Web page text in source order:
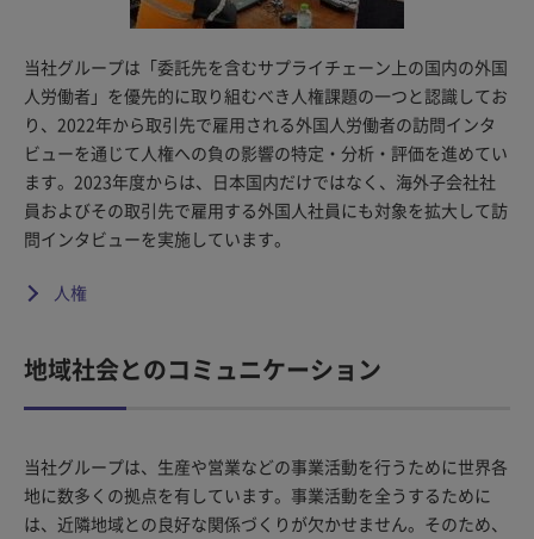
当社グループは「委託先を含むサプライチェーン上の国内の外国
人労働者」を優先的に取り組むべき人権課題の一つと認識してお
り、2022年から取引先で雇用される外国人労働者の訪問インタ
ビューを通じて人権への負の影響の特定・分析・評価を進めてい
ます。2023年度からは、日本国内だけではなく、海外子会社社
員およびその取引先で雇用する外国人社員にも対象を拡大して訪
問インタビューを実施しています。
人権
地域社会とのコミュニケーション
当社グループは、生産や営業などの事業活動を行うために世界各
地に数多くの拠点を有しています。事業活動を全うするために
は、近隣地域との良好な関係づくりが欠かせません。そのため、